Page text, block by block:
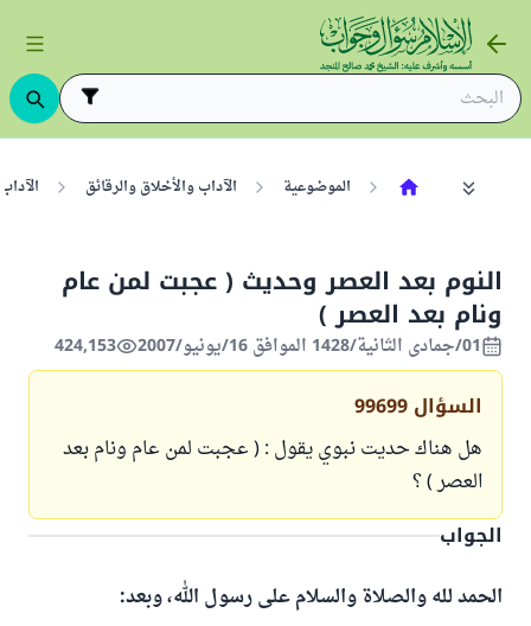
الموضوعية الآداب والأخلاق والرقائق الآداب
النوم بعد العصر وحديث ( عجبت لمن عام
ونام بعد العصر )
01/جمادى الثانية/1428 الموافق 16/يونيو/2007 424,153
السؤال 99699
هل هناك حديت نبوي يقول : ( عجبت لمن عام ونام بعد
العصر ) ؟
الجواب
الحمد لله والصلاة والسلام على رسول الله، وبعد: